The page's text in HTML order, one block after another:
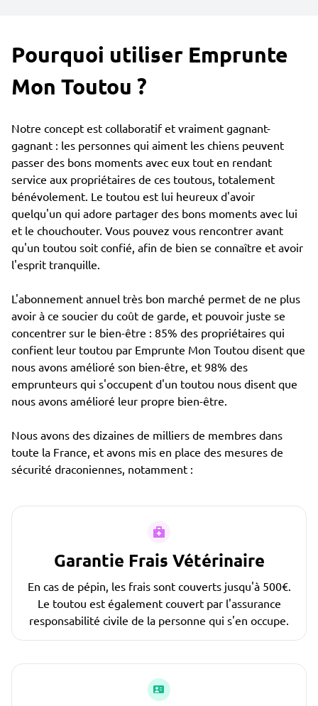
Pourquoi utiliser Emprunte
Mon Toutou ?
Notre concept est collaboratif et vraiment gagnant-
gagnant : les personnes qui aiment les chiens peuvent
passer des bons moments avec eux tout en rendant
service aux propriétaires de ces toutous, totalement
bénévolement. Le toutou est lui heureux d'avoir
quelqu'un qui adore partager des bons moments avec lui
et le chouchouter. Vous pouvez vous rencontrer avant
qu'un toutou soit confié, afin de bien se connaître et avoir
l'esprit tranquille.
L'abonnement annuel très bon marché permet de ne plus
avoir à ce soucier du coût de garde, et pouvoir juste se
concentrer sur le bien-être : 85% des propriétaires qui
confient leur toutou par Emprunte Mon Toutou disent que
nous avons amélioré son bien-être, et 98% des
emprunteurs qui s'occupent d'un toutou nous disent que
nous avons amélioré leur propre bien-être.
Nous avons des dizaines de milliers de membres dans
toute la France, et avons mis en place des mesures de
sécurité draconiennes, notamment :
Garantie Frais Vétérinaire
En cas de pépin, les frais sont couverts jusqu'à 500€.
Le toutou est également couvert par l'assurance
responsabilité civile de la personne qui s'en occupe.